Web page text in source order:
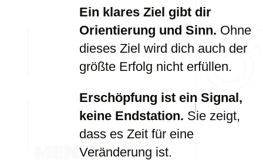
Ein klares Ziel gibt dir
Orientierung und Sinn. Ohne
dieses Ziel wird dich auch der
größte Erfolg nicht erfüllen.
Erschöpfung ist ein Signal,
keine Endstation. Sie zeigt,
dass es Zeit für eine
Veränderung ist.